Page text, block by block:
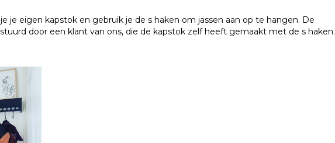
je eigen kapstok en gebruik je de s haken om jassen aan op te hangen. De
door een klant van ons, die de kapstok zelf heeft gemaakt met de s haken.